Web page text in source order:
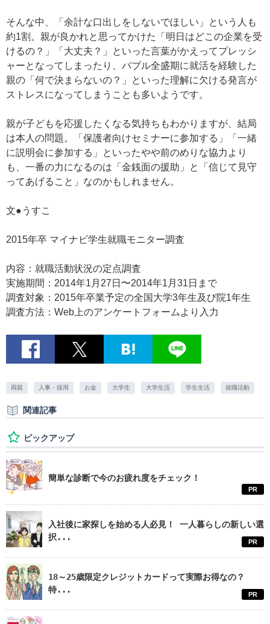
そんな中、「余計な口出しをしないでほしい」という人も
約1割。親が良かれと思ってかけた「明日はどこの企業を受
けるの？」「大丈夫？」といった言葉がかえってプレッシ
ャーとなってしまったり、バブル全盛期に就活を経験した
親の「何で決まらないの？」といった理解に欠ける発言が
ストレスになってしまうことも多いようです。
親が子どもを応援したくなる気持ちもわかりますが、結局
は本人の問題。「保護者向けセミナーに参加する」「一緒
に説明会に参加する」といったやや前のめりな協力より
も、一番の力になるのは「金銭面の援助」と「信じて見守
ってあげること」なのかもしれません。
文●うすこ
2015年卒 マイナビ学生就職モニター調査
内容：就職活動状況の定点調査
実施期間：2014年1月27日〜2014年1月31日まで
調査対象：2015年卒業予定の全国大学3年生及び院1年生
調査方法：Web上のアンケートフォームより入力
両親 人事・採用 お金 大学生 大学生活 学生生活 就職活動
関連記事
ピックアップ
簡単な診断で今のお疲れ度をチェック！
PR
入社後に家探しを始める人必見！ 一人暮らしの新しい選
択...
PR
18～25歳限定クレジットカードって実際お得なの？
特...
PR